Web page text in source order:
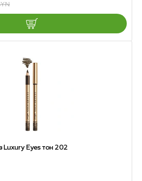
Luxury Eyes тон 202